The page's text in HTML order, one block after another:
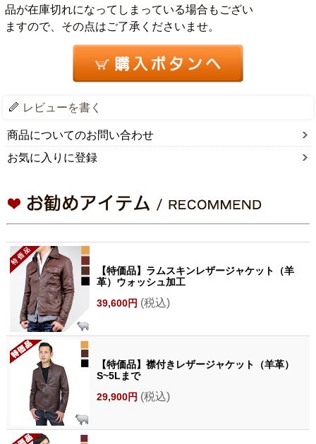
品が在庫切れになってしまっている場合もござい
ますので、その点はご了承くださいませ。
レビューを書く
商品についてのお問い合わせ
お気に入りに登録
【特価品】ラムスキンレザージャケット（羊
革）ウォッシュ加工
39,600円 (税込)
【特価品】襟付きレザージャケット（羊革）
S~5Lまで
29,900円 (税込)